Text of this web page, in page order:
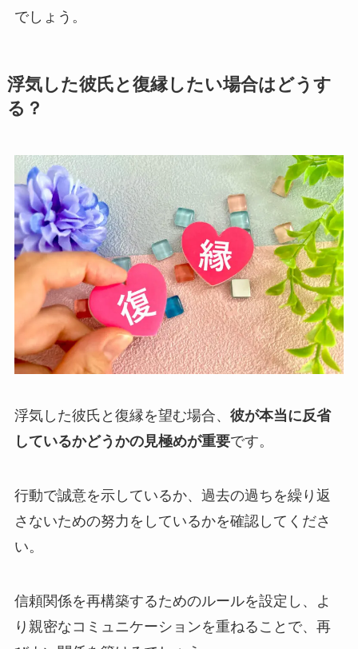
でしょう。
浮気した彼氏と復縁したい場合はどうす
る？
浮気した彼氏と復縁を望む場合、 彼が本当に反省
しているかどうかの見極めが重要です。
行動で誠意を示しているか、過去の過ちを繰り返
さないための努力をしているかを確認してくださ
い。
信頼関係を再構築するためのルールを設定し、よ
り親密なコミュニケーションを重ねることで、再